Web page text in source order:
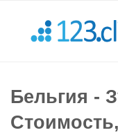
Бельгия -